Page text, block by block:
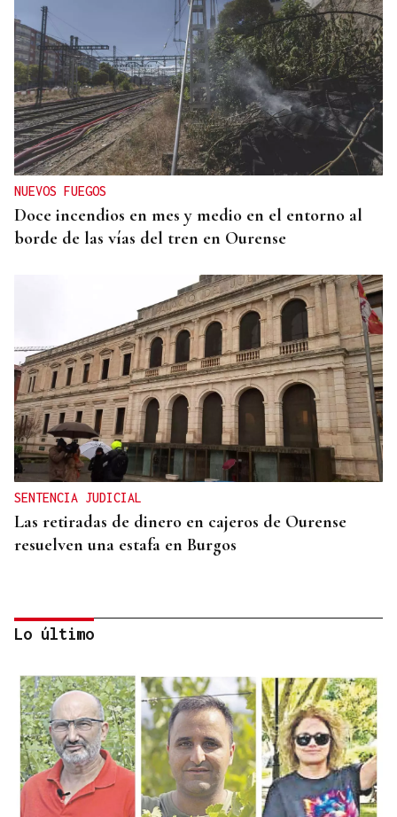
NUEVOS FUEGOS
Doce incendios en mes y medio en el entorno al
borde de las vías del tren en Ourense
SENTENCIA JUDICIAL
Las retiradas de dinero en cajeros de Ourense
resuelven una estafa en Burgos
MADRES LACTANTES
Lo último